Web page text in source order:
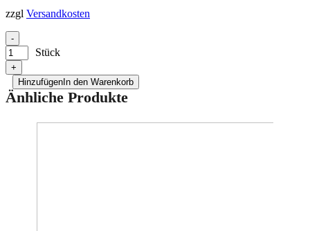
zzgl Versandkosten
-
Stück
+
HinzufügenIn den Warenkorb
Änhliche Produkte